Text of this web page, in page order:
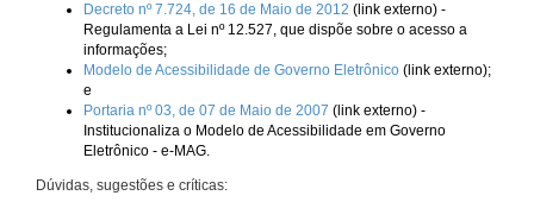
Decreto nº 7.724, de 16 de Maio de 2012 (link externo) -
Regulamenta a Lei nº 12.527, que dispõe sobre o acesso a
informações;
Modelo de Acessibilidade de Governo Eletrônico (link externo);
e
Portaria nº 03, de 07 de Maio de 2007 (link externo) -
Institucionaliza o Modelo de Acessibilidade em Governo
Eletrônico - e-MAG.
Dúvidas, sugestões e críticas: